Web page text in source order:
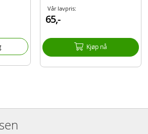
Vår lavpris:
65,-
Kjøp nå